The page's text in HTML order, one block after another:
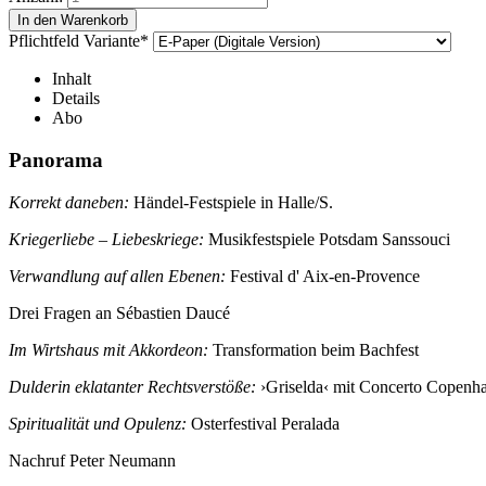
Pflichtfeld Variante*
Inhalt
Details
Abo
Panorama
Korrekt daneben: Händel-Festspiele in Halle/S.
Kriegerliebe – Liebeskriege: Musikfestspiele Potsdam Sanssouci
Verwandlung auf allen Ebenen: Festival d' Aix-en-Provence
Drei Fragen an Sébastien Daucé
Im Wirtshaus mit Akkordeon: Transformation beim Bachfest
Dulderin eklatanter Rechtsverstöße: ›Griselda‹ mit Concerto
Spiritualität und Opulenz: Osterfestival Peralada
Nachruf Peter Neumann